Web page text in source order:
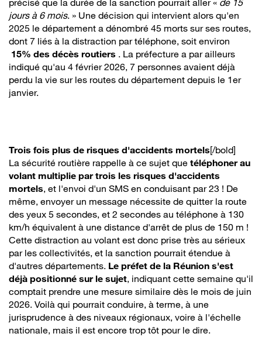
précisé que la durée de la sanction pourrait aller « de 15
jours à 6 mois. » Une décision qui intervient alors qu'en
2025 le département a dénombré 45 morts sur ses routes,
dont 7 liés à la distraction par téléphone, soit environ
15% des décès routiers . La préfecture a par ailleurs
indiqué qu'au 4 février 2026, 7 personnes avaient déjà
perdu la vie sur les routes du département depuis le 1er
janvier.
Trois fois plus de risques d'accidents mortels[/bold]
La sécurité routière rappelle à ce sujet que téléphoner au
volant multiplie par trois les risques d'accidents
mortels, et l'envoi d'un SMS en conduisant par 23 ! De
même, envoyer un message nécessite de quitter la route
des yeux 5 secondes, et 2 secondes au téléphone à 130
km/h équivalent à une distance d'arrêt de plus de 150 m !
Cette distraction au volant est donc prise très au sérieux
par les collectivités, et la sanction pourrait étendue à
d'autres départements. Le préfet de la Réunion s'est
déjà positionné sur le sujet, indiquant cette semaine qu'il
comptait prendre une mesure similaire dès le mois de juin
2026. Voilà qui pourrait conduire, à terme, à une
jurisprudence à des niveaux régionaux, voire à l'échelle
nationale, mais il est encore trop tôt pour le dire.